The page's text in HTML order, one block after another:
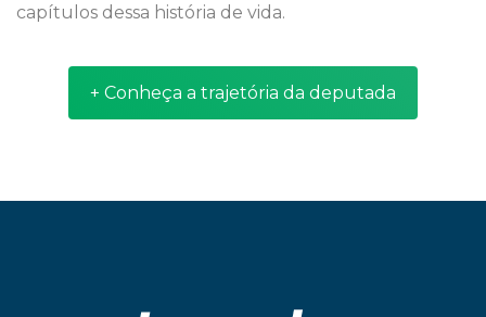
capítulos dessa história de vida.
+ Conheça a trajetória da deputada